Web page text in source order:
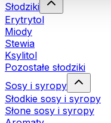
Słodziki
Erytrytol
Miody
Stewia
Ksylitol
Pozostałe słodziki
Sosy i syropy
Słodkie sosy i syropy
Słone sosy i syropy